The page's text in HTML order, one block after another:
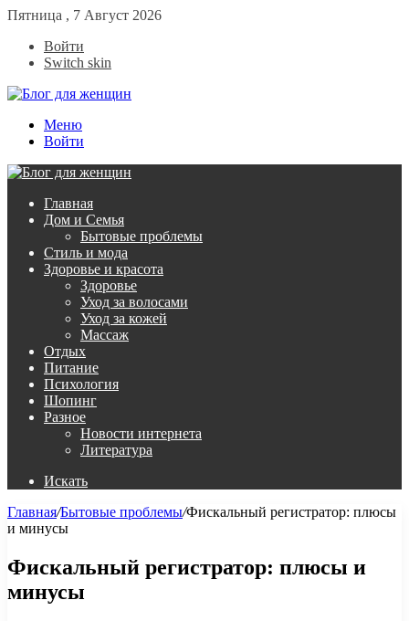
Пятница , 7 Август 2026
Войти
Switch skin
Меню
Войти
Главная
Дом и Семья
Бытовые проблемы
Стиль и мода
Здоровье и красота
Здоровье
Уход за волосами
Уход за кожей
Массаж
Отдых
Питание
Психология
Шопинг
Разное
Новости интернета
Литература
Искать
Главная/Бытовые проблемы/Фискальный регистратор: плюсы
и минусы
Фискальный регистратор: плюсы и
минусы